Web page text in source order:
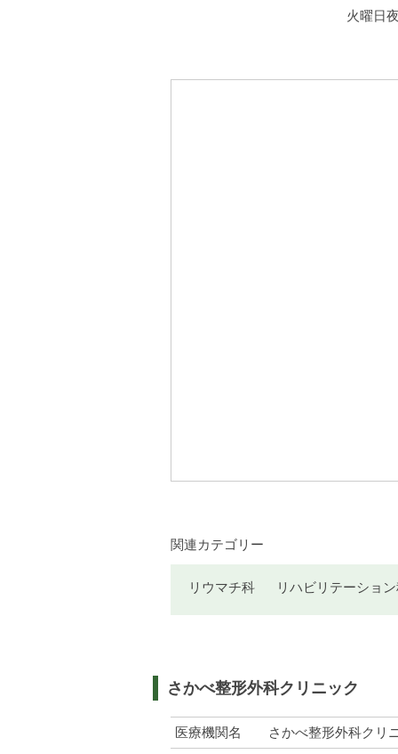
火曜日
関連カテゴリー
リウマチ科 リハビリテーショ
さかべ整形外科クリニック
医療機関名 さかべ整形外科クリ